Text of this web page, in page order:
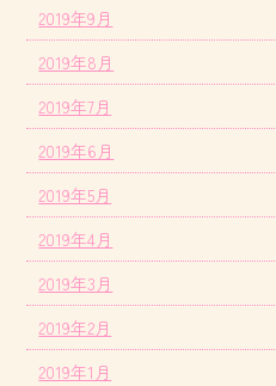
2019年9月
2019年8月
2019年7月
2019年6月
2019年5月
2019年4月
2019年3月
2019年2月
2019年1月